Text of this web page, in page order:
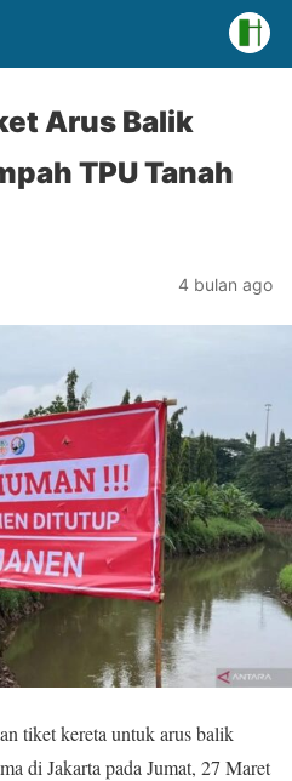
Arus Balik
TPU Tanah
4 bulan ago
tiket kereta untuk arus balik
di Jakarta pada Jumat, 27 Maret